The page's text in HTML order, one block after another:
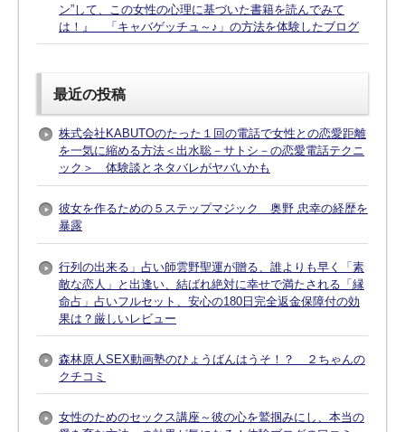
ン”して、この女性の心理に基づいた書籍を読んでみて
は！』 「キャバゲッチュ～♪」の方法を体験したブログ
最近の投稿
株式会社KABUTOのたった１回の電話で女性との恋愛距離
を一気に縮める方法＜出水聡－サトシ－の恋愛電話テクニ
ック＞ 体験談とネタバレがヤバいかも
彼女を作るための５ステップマジック 奥野 忠幸の経歴を
暴露
行列の出来る」占い師雲野聖運が贈る、誰よりも早く「素
敵な恋人」と出逢い、結ばれ絶対に幸せで満たされる「縁
命占」占いフルセット、安心の180日完全返金保障付の効
果は？厳しいレビュー
森林原人SEX動画塾のひょうばんはうそ！？ ２ちゃんの
クチコミ
女性のためのセックス講座～彼の心を鷲掴みにし、本当の